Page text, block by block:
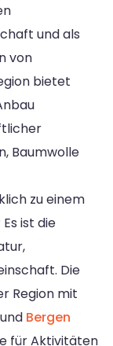
und als
von
bietet
Baumwolle
zu einem
ist die
Die
Region mit
Bergen
für Aktivitäten